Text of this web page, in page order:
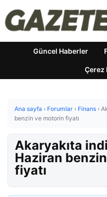
Güncel Haberler
Çerez
Ana sayfa › Forumlar › Finans ›
benzin ve motorin fiyatı
Akaryakıta
Haziran
fiyatı